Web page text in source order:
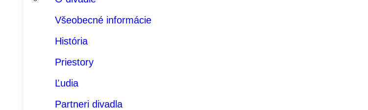
Všeobecné informácie
História
Priestory
Ľudia
Partneri divadla